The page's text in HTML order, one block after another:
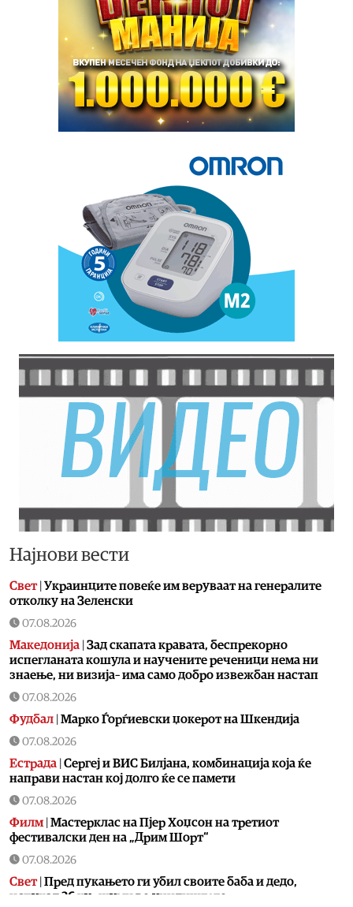
Најнови вести
Свет| Украинците повеќе им веруваат на генералите
отколку на Зеленски
07.08.2026
Македонија Зад скапата кравата, беспрекорно
испегланата кошула и научените реченици нема ни
знаење, ни визија– има само добро извежбан настап
07.08.2026
Фудбал Марко Ѓорѓиевски џокерот на Шкендија
07.08.2026
Естрада Сергеј и ВИС Билјана, комбинација која ќе
направи настан кој долго ќе се памети
07.08.2026
Филм Мастерклас на Пјер Хоџсон на третиот
фестивалски ден на „Дрим Шорт“
07.08.2026
Свет| Пред пукањето ги убил своите баба и дедо,
испукал 26 куршуми во училиштето